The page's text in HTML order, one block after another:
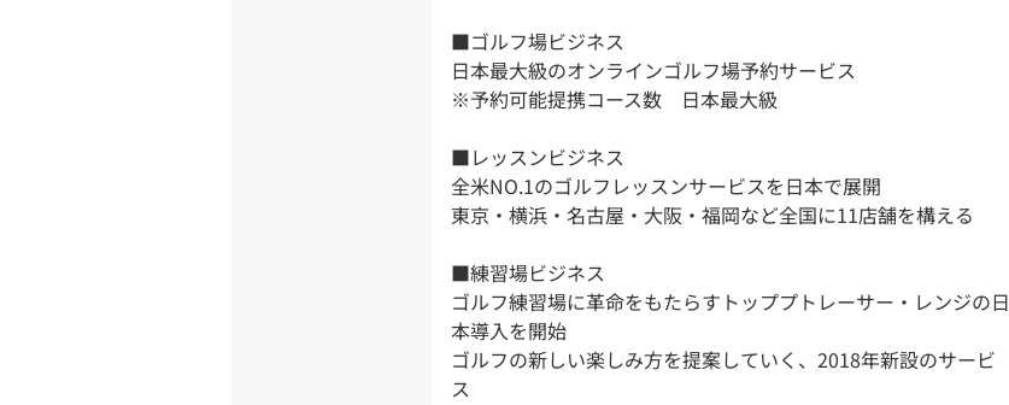
■ゴルフ場ビジネス
日本最大級のオンラインゴルフ場予約サービス
※予約可能提携コース数 日本最大級
■レッスンビジネス
全米NO.1のゴルフレッスンサービスを日本で展開
東京・横浜・名古屋・大阪・福岡など全国に11店舗を構える
■練習場ビジネス
ゴルフ練習場に革命をもたらすトッププトレーサー・レンジの日
本導入を開始
ゴルフの新しい楽しみ方を提案していく、2018年新設のサービ
ス